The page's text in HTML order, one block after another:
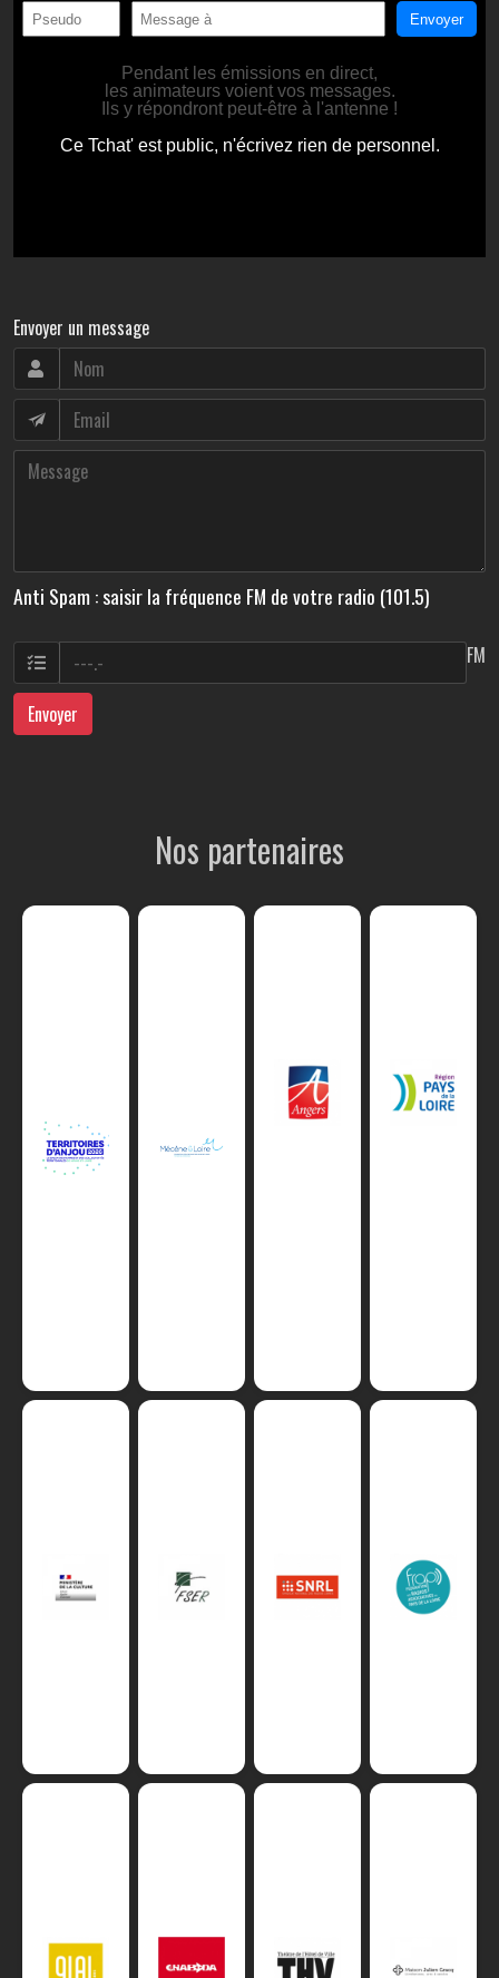
Envoyer un message
Anti Spam : saisir la fréquence FM de votre radio (101.5)
FM
Envoyer
Nos partenaires